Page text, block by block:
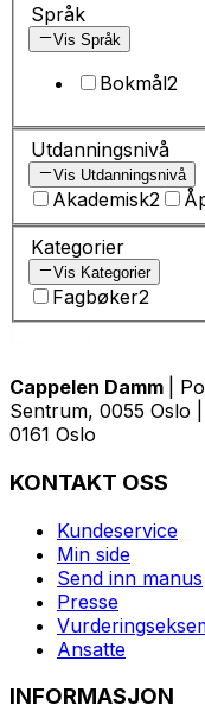
Språk
Vis Språk
Bokmål2
Utdanningsnivå
Vis Utdanningsnivå
Akademisk2
Kategorier
Vis Kategorier
Fagbøker2
Cappelen Damm
|
Sentrum, 0055 Oslo
0161 Oslo
KONTAKT OSS
Kundeservice
Min side
Send inn manus
Presse
Ansatte
INFORMASJON